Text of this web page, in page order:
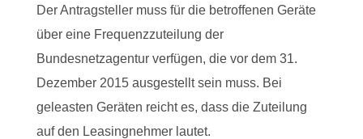
Der Antragsteller muss für die betroffenen Geräte
über eine Frequenzzuteilung der
Bundesnetzagentur verfügen, die vor dem 31.
Dezember 2015 ausgestellt sein muss. Bei
geleasten Geräten reicht es, dass die Zuteilung
auf den Leasingnehmer lautet.